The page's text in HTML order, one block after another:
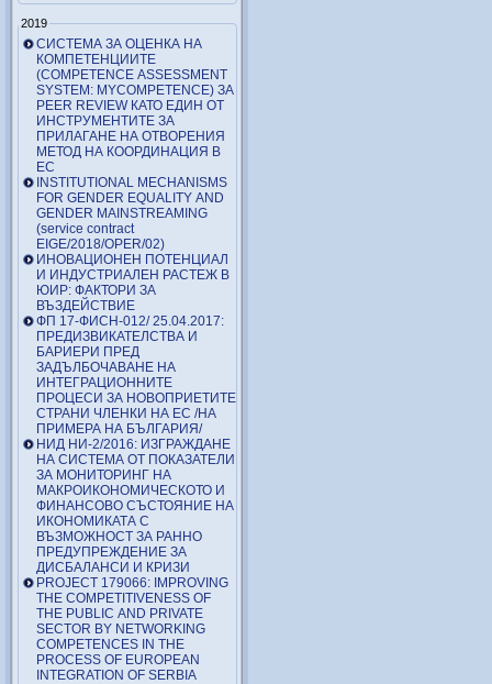
2019
СИСТЕМА ЗА ОЦЕНКА НА
КОМПЕТЕНЦИИТЕ
(COMPETENCE ASSESSMENT
SYSTEM: MYCOMPETENCE) ЗА
PEER REVIEW КАТО ЕДИН ОТ
ИНСТРУМЕНТИТЕ ЗА
ПРИЛАГАНЕ НА ОТВОРЕНИЯ
МЕТОД НА КООРДИНАЦИЯ В
ЕС
INSTITUTIONAL MECHANISMS
FOR GENDER EQUALITY AND
GENDER MAINSTREAMING
(service contract
EIGE/2018/OPER/02)
ИНОВАЦИОНЕН ПОТЕНЦИАЛ
И ИНДУСТРИАЛЕН РАСТЕЖ В
ЮИР: ФАКТОРИ ЗА
ВЪЗДЕЙСТВИЕ
ФП 17-ФИСН-012/ 25.04.2017:
ПРЕДИЗВИКАТЕЛСТВА И
БАРИЕРИ ПРЕД
ЗАДЪЛБОЧАВАНЕ НА
ИНТЕГРАЦИОННИТЕ
ПРОЦЕСИ ЗА НОВОПРИЕТИТЕ
СТРАНИ ЧЛЕНКИ НА ЕС /НА
ПРИМЕРА НА БЪЛГАРИЯ/
НИД НИ-2/2016: ИЗГРАЖДАНЕ
НА СИСТЕМА ОТ ПОКАЗАТЕЛИ
ЗА МОНИТОРИНГ НА
МАКРОИКОНОМИЧЕСКОТО И
ФИНАНСОВО СЪСТОЯНИЕ НА
ИКОНОМИКАТА С
ВЪЗМОЖНОСТ ЗА РАННО
ПРЕДУПРЕЖДЕНИЕ ЗА
ДИСБАЛАНСИ И КРИЗИ
PROJECT 179066: IMPROVING
THE COMPETITIVENESS OF
THE PUBLIC AND PRIVATE
SECTOR BY NETWORKING
COMPETENCES IN THE
PROCESS OF EUROPEAN
INTEGRATION OF SERBIA